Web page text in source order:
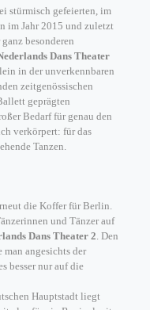
stürmisch gefeierten, im
im Jahr 2015 und zuletzt
besonderen
Dans Theater
in der unverkennbaren
zeitgenössischen
geprägten
Bedarf für genau den
verkörpert: für das
Tanzen.
die Koffer für Berlin.
und Tänzer auf
Dans Theater 2. Den
angesichts der
besser nur auf die
Hauptstadt liegt